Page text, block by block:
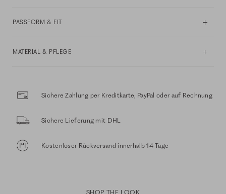
PASSFORM & FIT
MATERIAL & PFLEGE
Sichere Zahlung per Kreditkarte, PayPal oder auf Rechnung
Sichere Lieferung mit DHL
Kostenloser Rückversand innerhalb 14 Tage
SHOP THE LOOK